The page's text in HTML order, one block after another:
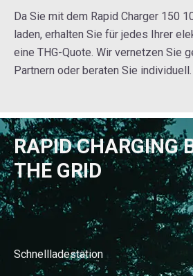
Da Sie mit dem Rapid Charger 150
laden, erhalten Sie für jedes Ihrer
eine THG-Quote. Wir vernetzen Sie
Partnern oder beraten Sie individuell.
RAPID CHARGING
THE GRID
Schnellladestation